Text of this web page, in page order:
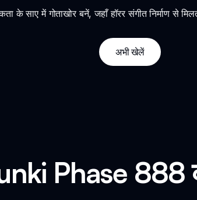
के साए में गोताखोर बनें, जहाँ हॉरर संगीत निर्माण से
अभी खेलें
Phase 888